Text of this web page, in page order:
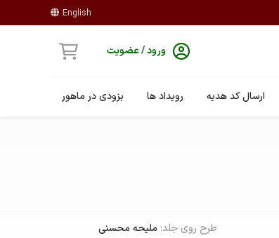
English
ورود / عضویت
ارسال کد هدیه رویداد ها بزودی در ماهور
طرح روی جلد: ملیحه محسنی